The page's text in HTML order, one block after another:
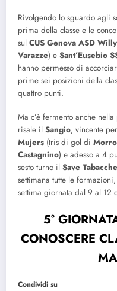
Rivolgendo lo sguardo agli
prima della classe e le
sul CUS Genova ASD
Varazze) e Sant’Eusebio
hanno permesso di
prime sei posizioni della
quattro punti.
Ma c’è fermento anche
risale il Sangio, vincente
Mujers (tris di gol di
Castagnino) e adesso a 4
sesto turno il Save
settimana tutte le
settima giornata dal 9 al 12
5°
CONOSCERE
Condividi su